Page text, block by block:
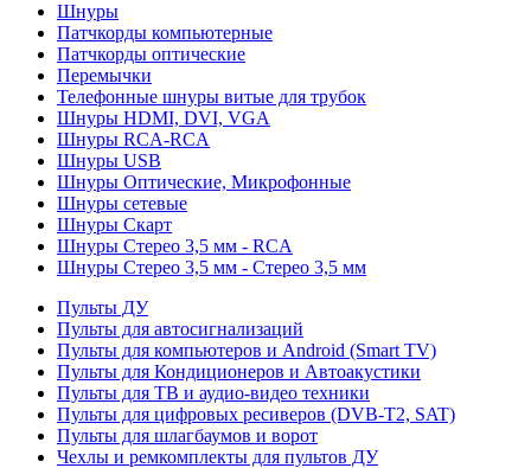
Шнуры
Патчкорды компьютерные
Патчкорды оптические
Перемычки
Телефонные шнуры витые для трубок
Шнуры HDMI, DVI, VGA
Шнуры RCA-RCA
Шнуры USB
Шнуры Оптические, Микрофонные
Шнуры сетевые
Шнуры Скарт
Шнуры Стерео 3,5 мм - RCA
Шнуры Стерео 3,5 мм - Стерео 3,5 мм
Пульты ДУ
Пульты для автосигнализаций
Пульты для компьютеров и Android (Smart TV)
Пульты для Кондиционеров и Автоакустики
Пульты для ТВ и аудио-видео техники
Пульты для цифровых ресиверов (DVB-T2, SAT)
Пульты для шлагбаумов и ворот
Чехлы и ремкомплекты для пультов ДУ